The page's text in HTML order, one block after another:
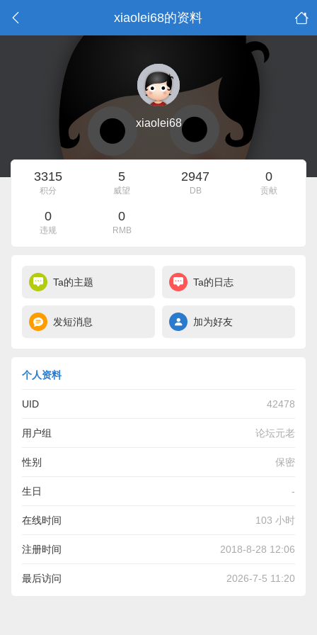
xiaolei68的资料
xiaolei68
3315
积分
5
威望
2947
DB
0
贡献
0
违规
0
RMB
Ta的主题 Ta的日志
发短消息 加为好友
个人资料
UID 42478
用户组 论坛元老
性别 保密
生日 -
在线时间 103 小时
注册时间 2018-8-28 12:06
最后访问 2026-7-5 11:20